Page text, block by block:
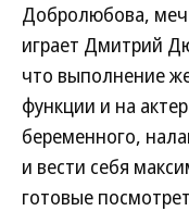
Добролюбова,
играет Дмитрий
что выполнение
функции и на
беременного,
и вести себя
готовые